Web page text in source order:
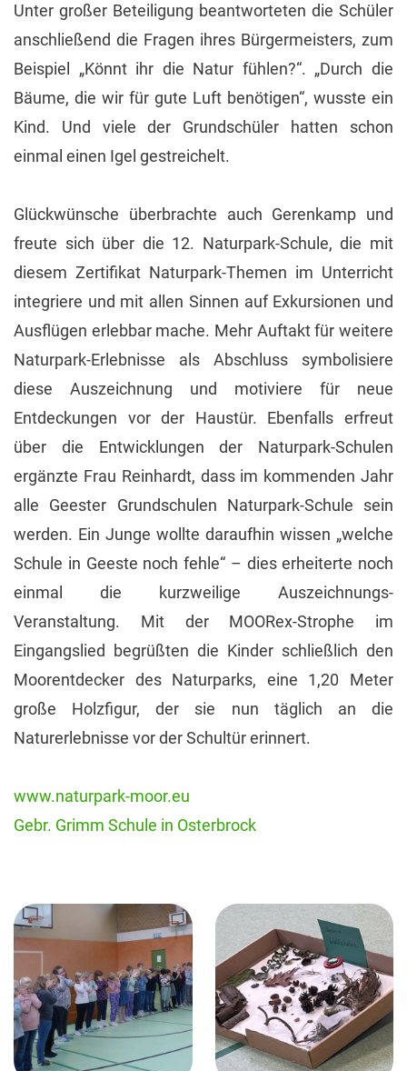
Unter großer Beteiligung beantworteten die Schüler
anschließend die Fragen ihres Bürgermeisters, zum
Beispiel „Könnt ihr die Natur fühlen?“. „Durch die
Bäume, die wir für gute Luft benötigen“, wusste ein
Kind. Und viele der Grundschüler hatten schon
einmal einen Igel gestreichelt.
Glückwünsche überbrachte auch Gerenkamp und
freute sich über die 12. Naturpark-Schule, die mit
diesem Zertifikat Naturpark-Themen im Unterricht
integriere und mit allen Sinnen auf Exkursionen und
Ausflügen erlebbar mache. Mehr Auftakt für weitere
Naturpark-Erlebnisse als Abschluss symbolisiere
diese Auszeichnung und motiviere für neue
Entdeckungen vor der Haustür. Ebenfalls erfreut
über die Entwicklungen der Naturpark-Schulen
ergänzte Frau Reinhardt, dass im kommenden Jahr
alle Geester Grundschulen Naturpark-Schule sein
werden. Ein Junge wollte daraufhin wissen „welche
Schule in Geeste noch fehle“ – dies erheiterte noch
einmal die kurzweilige Auszeichnungs-
Veranstaltung. Mit der MOORex-Strophe im
Eingangslied begrüßten die Kinder schließlich den
Moorentdecker des Naturparks, eine 1,20 Meter
große Holzfigur, der sie nun täglich an die
Naturerlebnisse vor der Schultür erinnert.
www.naturpark-moor.eu
Gebr. Grimm Schule in Osterbrock